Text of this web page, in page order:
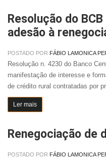
Resolução do
adesão à
POSTADO POR FÁBIO LAMONICA
Resolução n. 4230 do Banco
manifestação de interesse e
de crédito rural contratadas por
Ler mais
Renegociação de
POSTADO POR FÁBIO LAMONICA